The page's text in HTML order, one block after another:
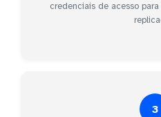
credenciais de acesso
3